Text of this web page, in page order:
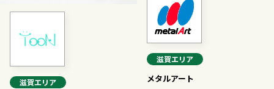
滋賀エリア
滋賀エリア
メタルアート